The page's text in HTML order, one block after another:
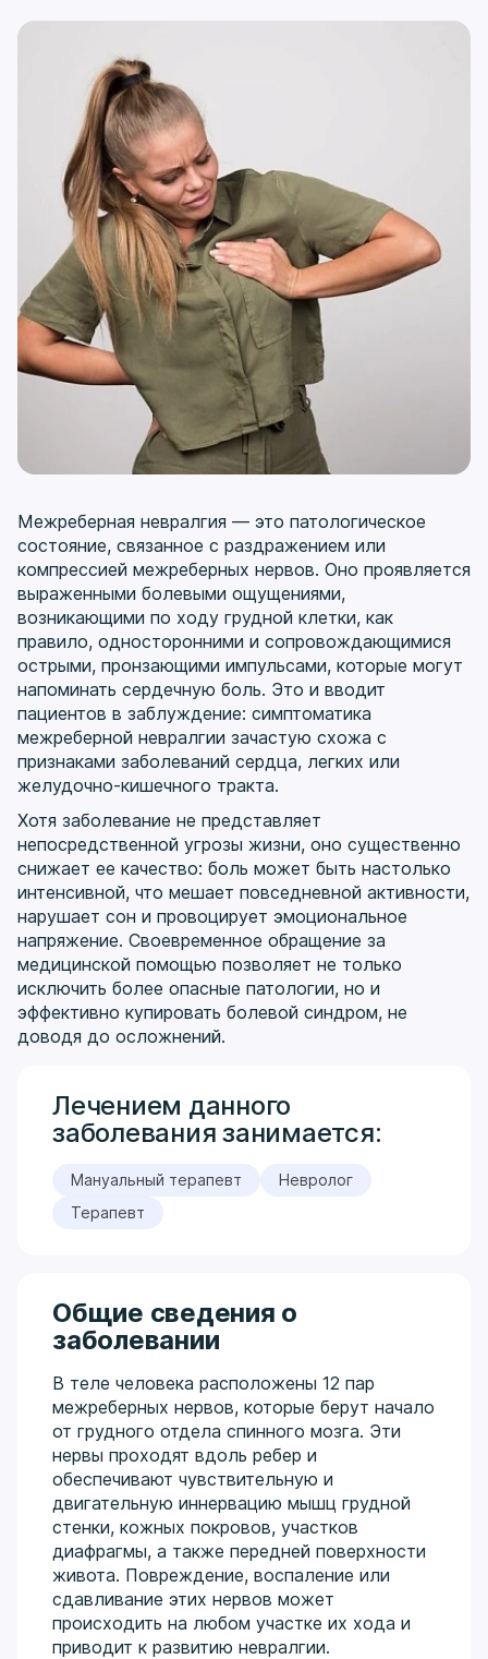
Межреберная невралгия — это патологическое
состояние, связанное с раздражением или
компрессией межреберных нервов. Оно проявляется
выраженными болевыми ощущениями,
возникающими по ходу грудной клетки, как
правило, односторонними и сопровождающимися
острыми, пронзающими импульсами, которые могут
напоминать сердечную боль. Это и вводит
пациентов в заблуждение: симптоматика
межреберной невралгии зачастую схожа с
признаками заболеваний сердца, легких или
желудочно-кишечного тракта.
Хотя заболевание не представляет
непосредственной угрозы жизни, оно существенно
снижает ее качество: боль может быть настолько
интенсивной, что мешает повседневной активности,
нарушает сон и провоцирует эмоциональное
напряжение. Своевременное обращение за
медицинской помощью позволяет не только
исключить более опасные патологии, но и
эффективно купировать болевой синдром, не
доводя до осложнений.
Лечением данного
заболевания занимается:
Мануальный терапевт
Невролог
Терапевт
Общие сведения о
заболевании
В теле человека расположены 12 пар
межреберных нервов, которые берут начало
от грудного отдела спинного мозга. Эти
нервы проходят вдоль ребер и
обеспечивают чувствительную и
двигательную иннервацию мышц грудной
стенки, кожных покровов, участков
диафрагмы, а также передней поверхности
живота. Повреждение, воспаление или
сдавливание этих нервов может
происходить на любом участке их хода и
приводит к развитию невралгии.